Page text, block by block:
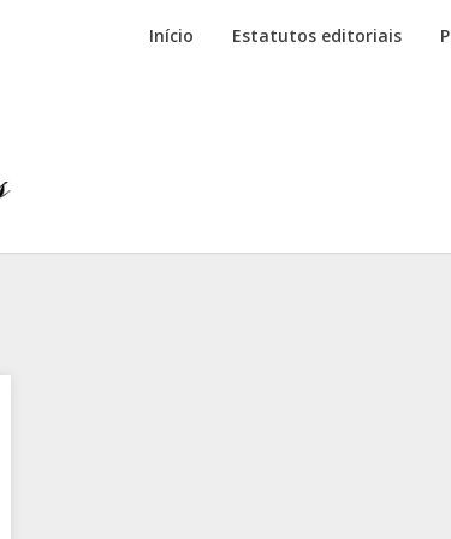
Início Estatutos editoriais